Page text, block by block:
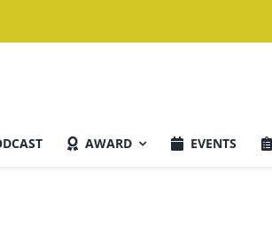
AWARD EVENTS